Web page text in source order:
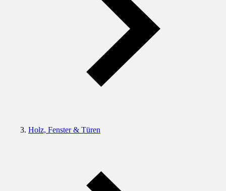
Holz, Fenster & Türen